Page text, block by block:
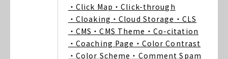
・Click Map ・Click-through
・Cloaking ・Cloud Storage ・CLS
・CMS ・CMS Theme ・Co-citation
・Coaching Page ・Color Contrast
・Color Scheme ・Comment Spam